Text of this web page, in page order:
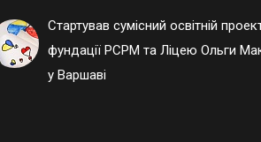
Стартував сумісний освітній
фундації РСРМ та Ліцею Ольги
у Варшаві